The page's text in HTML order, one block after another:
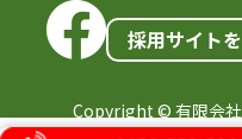
採用サイト
Copyright © 有限会